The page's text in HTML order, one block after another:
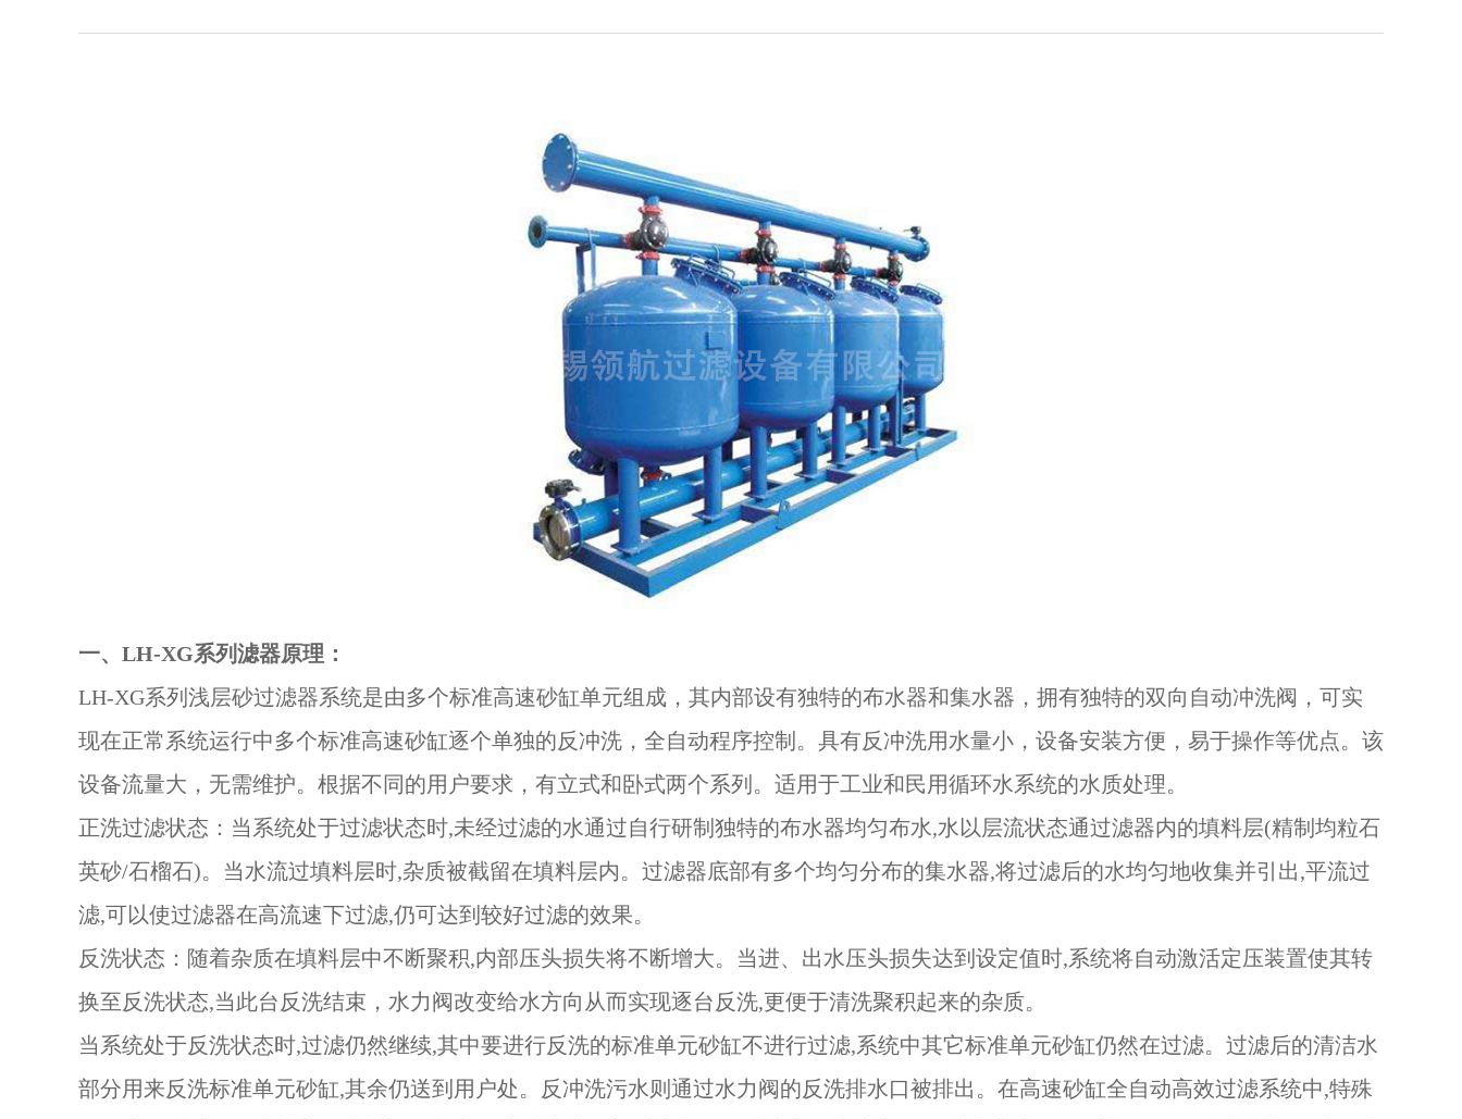
一、LH-XG系列滤器原理：
LH-XG系列 浅层砂过滤器系统是由多个标准高速砂缸单元组成，其内部设有独特的布水器和集水器，拥有独特的双向自动冲洗阀，可实
现在正常系统运行中多个标准高速砂缸逐个单独的反冲洗，全自动程序控制。具有反冲洗用水量小，设备安装方便，易于操作等优点。该
设备流量大，无需维护。根据不同的用户要求，有立式和卧式两个系列。适用于工业和民用循环水系统的水质处理。
正洗过滤状态：当系统处于过滤状态时,未经过滤的水通过自行研制独特的布水器均匀布水,水以层流状态通过滤器内的填料层(精制均粒石
英砂/石榴石)。当水流过填料层时,杂质被截留在填料层内。过滤器底部有多个均匀分布的集水器,将过滤后的水均匀地收集并引出,平流过
滤,可以使过滤器在高流速下过滤,仍可达到较好过滤的效果。
反洗状态：随着杂质在填料层中不断聚积,内部压头损失将不断增大。当进、出水压头损失达到设定值时,系统将自动激活定压装置使其转
换至反洗状态,当此台反洗结束，水力阀改变给水方向从而实现逐台反洗,更便于清洗聚积起来的杂质。
当系统处于反洗状态时,过滤仍然继续,其中要进行反洗的标准单元砂缸不进行过滤,系统中其它标准单元砂缸仍然在过滤。过滤后的清洁水
部分用来反洗标准单元砂缸,其余仍送到用户处。反冲洗污水则通过水力阀的反洗排水口被排出。在高速砂缸全自动高效过滤系统中,特殊